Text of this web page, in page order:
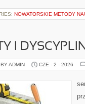
NOWATORSKIE METODY
I
ADMIN CZE - 2 - 2026